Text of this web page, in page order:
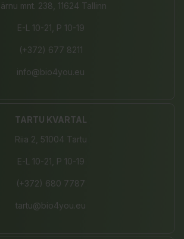
mnt. 238, 11624 Tallinn
E-L 10-21, P 10-19
(+372) 677 8211
info@bio4you.eu
TARTU KVARTAL
Riia 2, 51004 Tartu
E-L 10-21, P 10-19
(+372) 680 7787
tartu@bio4you.eu